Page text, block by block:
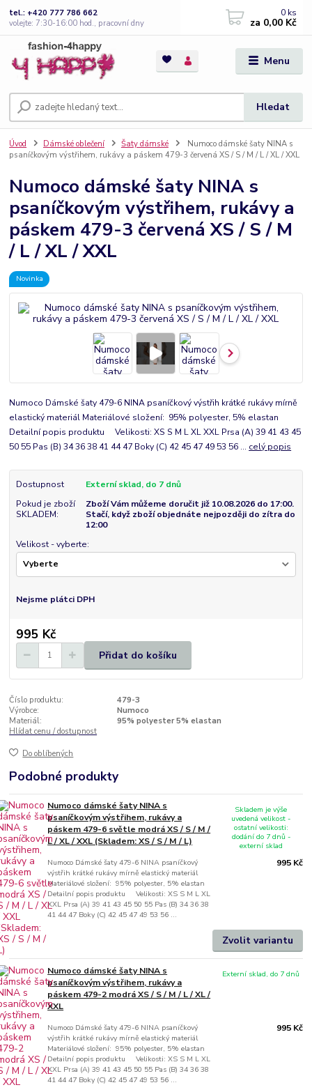
Menu
Hledat
tel.: +420 777 786 662
volejte: 7:30-16:00 hod., pracovní dny
0 ks
za 0,00 Kč
Úvod Dámské oblečení Šaty dámské
Numoco dámské šaty NINA s
psaníčkovým výstřihem, rukávy a páskem 479-3 červená XS / S / M / L / XL / XXL
Numoco dámské šaty NINA s
psaníčkovým výstřihem, rukávy a
páskem 479-3 červená XS / S / M
/ L / XL / XXL
Novinka
Numoco Dámské šaty 479-6 NINA psaníčkový výstřih krátké rukávy mírně
elastický materiál Materiálové složení: 95% polyester, 5% elastan
Detailní popis produktu Velikosti: XS S M L XL XXL Prsa (A) 39 41 43 45
50 55 Pas (B) 34 36 38 41 44 47 Boky (C) 42 45 47 49 53 56 ... celý popis
Dostupnost
Externí sklad, do 7 dnů
Pokud je zboží
SKLADEM:
Zboží Vám můžeme doručit již 10.08.2026 do 17:00.
Stačí, když zboží objednáte nejpozději do zítra do
12:00
Velikost - vyberte:
Nejsme plátci DPH
995 Kč
Přidat do košíku
Číslo produktu:
479-3
Výrobce:
Numoco
Materiál:
95% polyester 5% elastan
Hlídat cenu / dostupnost
Do oblíbených
Podobné produkty
Numoco dámské šaty NINA s
psaníčkovým výstřihem, rukávy a
páskem 479-6 světle modrá XS / S / M /
L / XL / XXL (Skladem: XS / S / M / L)
Numoco Dámské šaty 479-6 NINA psaníčkový
výstřih krátké rukávy mírně elastický materiál
Materiálové složení: 95% polyester, 5% elastan
Detailní popis produktu Velikosti: XS S M L XL
XXL Prsa (A) 39 41 43 45 50 55 Pas (B) 34 36 38
41 44 47 Boky (C) 42 45 47 49 53 56 ...
995 Kč
Skladem je výše
uvedená velikost -
ostatní velikosti:
dodání do 7 dnů -
externí sklad
Zvolit variantu
Numoco dámské šaty NINA s
psaníčkovým výstřihem, rukávy a
páskem 479-2 modrá XS / S / M / L / XL /
XXL
Numoco Dámské šaty 479-6 NINA psaníčkový
výstřih krátké rukávy mírně elastický materiál
Materiálové složení: 95% polyester, 5% elastan
Detailní popis produktu Velikosti: XS S M L XL
XXL Prsa (A) 39 41 43 45 50 55 Pas (B) 34 36 38
41 44 47 Boky (C) 42 45 47 49 53 56 ...
995 Kč
Externí sklad, do 7 dnů